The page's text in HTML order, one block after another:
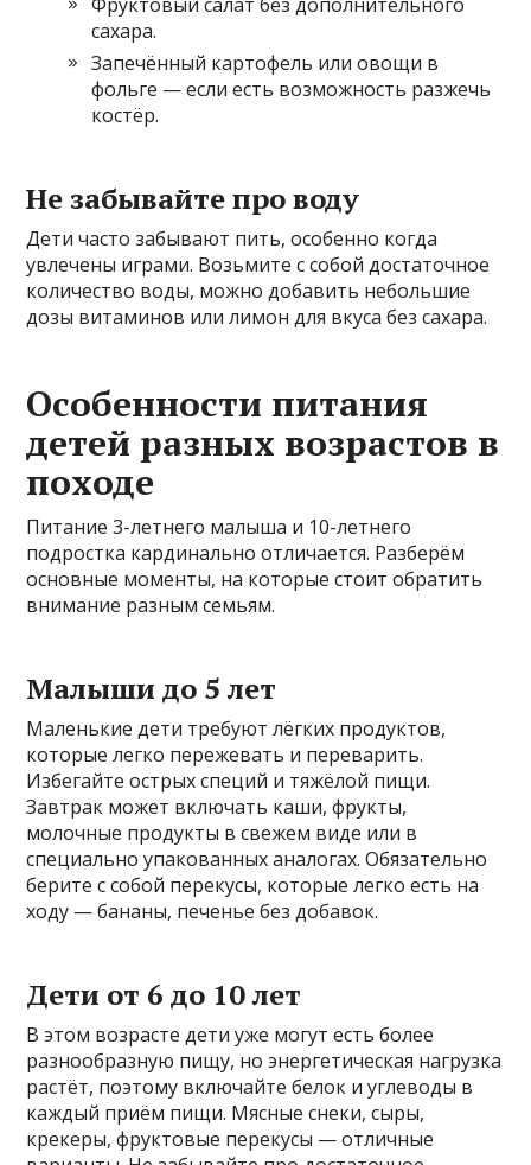
сахара.
Запечённый картофель или овощи в
фольге — если есть возможность разжечь
костёр.
Не забывайте про воду
Дети часто забывают пить, особенно когда
увлечены играми. Возьмите с собой достаточное
количество воды, можно добавить небольшие
дозы витаминов или лимон для вкуса без сахара.
Особенности питания
детей разных возрастов в
походе
Питание 3-летнего малыша и 10-летнего
подростка кардинально отличается. Разберём
основные моменты, на которые стоит обратить
внимание разным семьям.
Малыши до 5 лет
Маленькие дети требуют лёгких продуктов,
которые легко пережевать и переварить.
Избегайте острых специй и тяжёлой пищи.
Завтрак может включать каши, фрукты,
молочные продукты в свежем виде или в
специально упакованных аналогах. Обязательно
берите с собой перекусы, которые легко есть на
ходу — бананы, печенье без добавок.
Дети от 6 до 10 лет
В этом возрасте дети уже могут есть более
разнообразную пищу, но энергетическая нагрузка
растёт, поэтому включайте белок и углеводы в
каждый приём пищи. Мясные снеки, сыры,
крекеры, фруктовые перекусы — отличные